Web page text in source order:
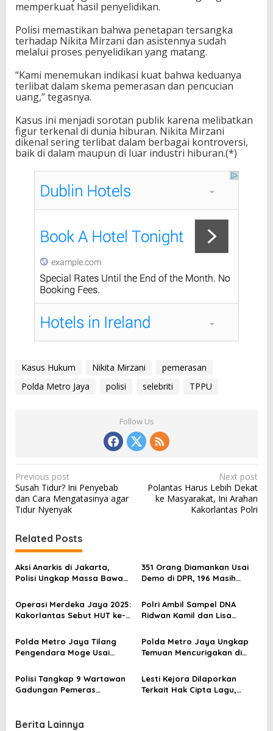
memperkuat hasil penyelidikan.
Polisi memastikan bahwa penetapan tersangka
terhadap Nikita Mirzani dan asistennya sudah
melalui proses penyelidikan yang matang.
“Kami menemukan indikasi kuat bahwa keduanya
terlibat dalam skema pemerasan dan pencucian
uang,” tegasnya.
Kasus ini menjadi sorotan publik karena melibatkan
figur terkenal di dunia hiburan. Nikita Mirzani
dikenal sering terlibat dalam berbagai kontroversi,
baik di dalam maupun di luar industri hiburan.(*)
Kasus Hukum Nikita Mirzani
pemerasan
Polda Metro Jaya
polisi selebriti TPPU
Follow Us
P
o
s
n
a
v
g
t
o
n
Previous post
Susah Tidur? Ini Penyebab
dan Cara Mengatasinya agar
Tidur Nyenyak
Next post
Polantas Harus Lebih Dekat
ke Masyarakat, Ini Arahan
Kakorlantas Polri
Related Posts
Aksi Anarkis di Jakarta,
Polisi Ungkap Massa Bawa
351 Orang Diamankan Usai
Demo di DPR, 196 Masih
Operasi Merdeka Jaya 2025:
Kakorlantas Sebut HUT ke-
Terkendali
Polri Ambil Sampel DNA
Ridwan Kamil dan Lisa
Polda Metro Jaya Tilang
Pengendara Moge Usai
Busway
Polda Metro Jaya Ungkap
Temuan Mencurigakan di
Polisi Tangkap 9 Wartawan
Gadungan Pemeras
Lesti Kejora Dilaporkan
Terkait Hak Cipta Lagu,
Berita Lainnya